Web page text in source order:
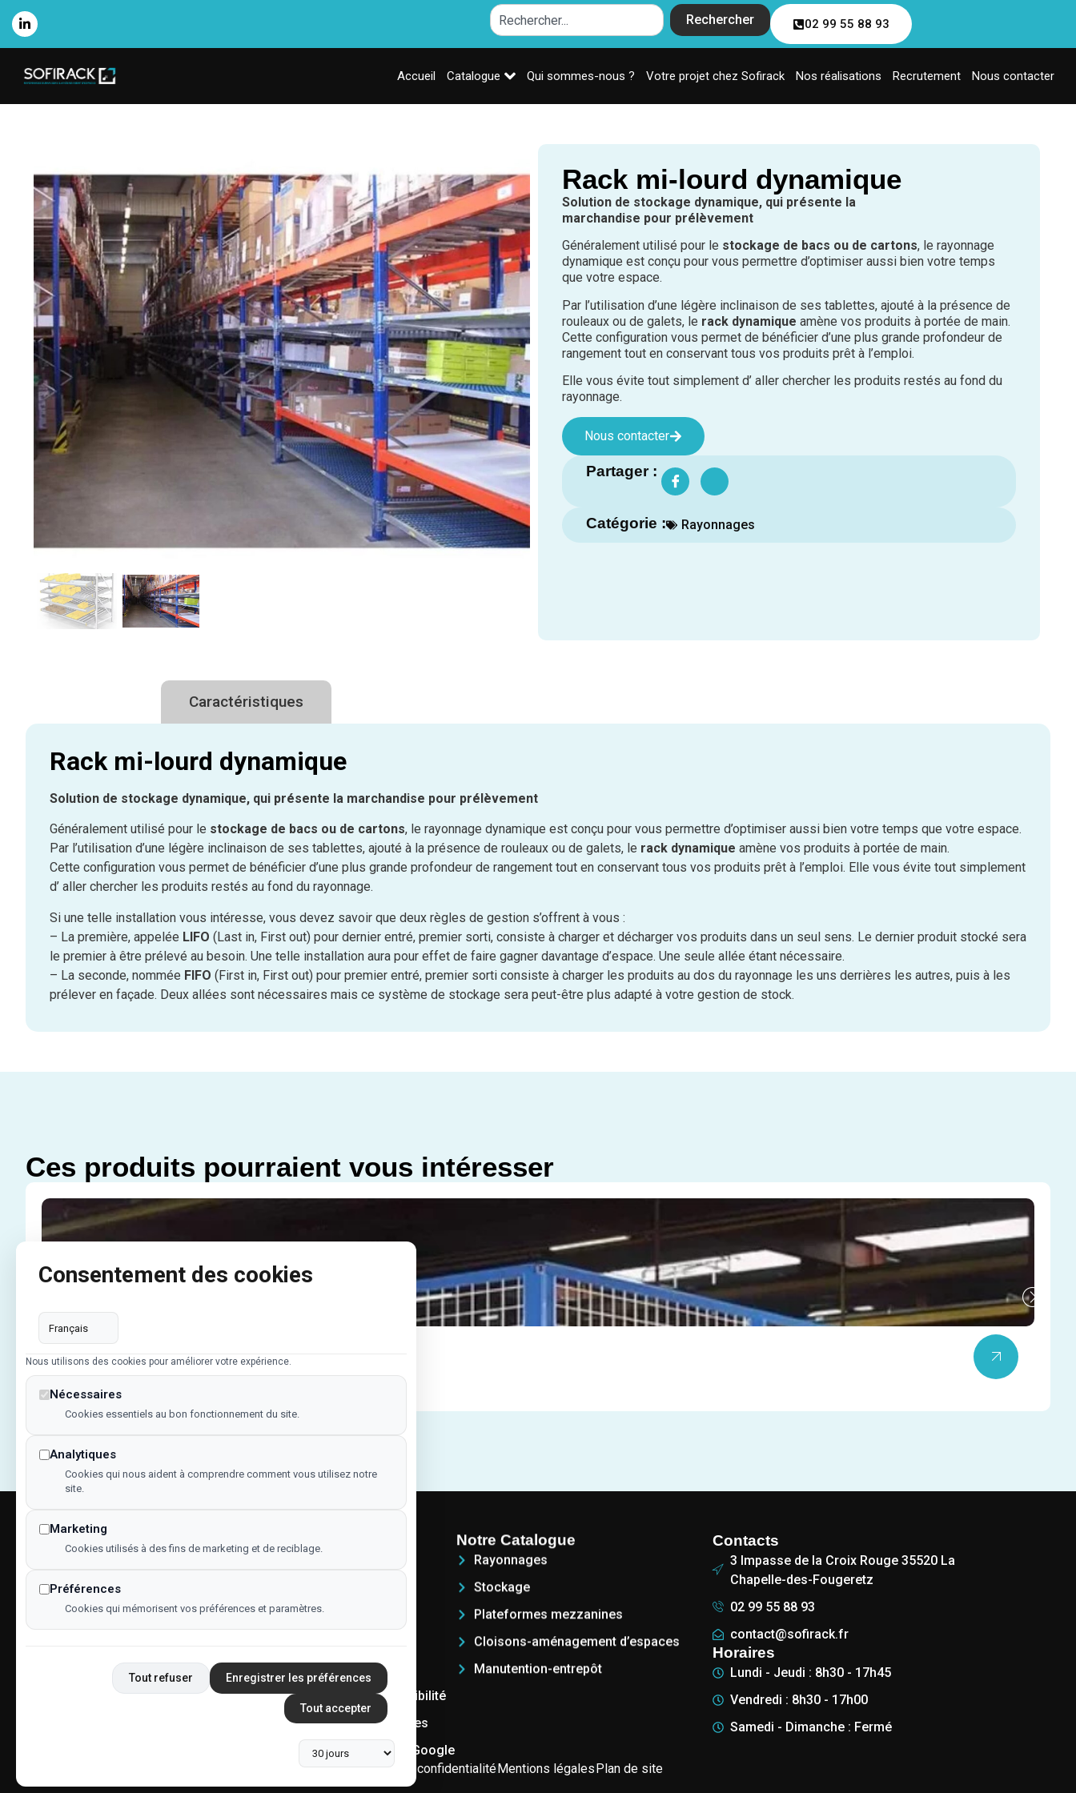
Rechercher 02 99 55 88 93
Accueil Catalogue Qui sommes-nous ? Votre projet chez Sofirack Nos réalisations Recrutement Nous contacter
Rack mi-lourd dynamique
Solution de stockage dynamique, qui présente la
marchandise pour prélèvement
Généralement utilisé pour le stockage de bacs ou de cartons, le rayonnage
dynamique est conçu pour vous permettre d’optimiser aussi bien votre temps
que votre espace.
Par l’utilisation d’une légère inclinaison de ses tablettes, ajouté à la présence de
rouleaux ou de galets, le rack dynamique amène vos produits à portée de main.
Cette configuration vous permet de bénéficier d’une plus grande profondeur de
rangement tout en conservant tous vos produits prêt à l’emploi.
Elle vous évite tout simplement d’ aller chercher les produits restés au fond du
rayonnage.
Nous contacter
Partager :
Catégorie : Rayonnages
Caractéristiques
Rack mi-lourd dynamique
Solution de stockage dynamique, qui présente la marchandise pour prélèvement
Généralement utilisé pour le stockage de bacs ou de cartons, le rayonnage dynamique est conçu pour vous permettre d’optimiser aussi bien votre temps que votre espace.
Par l’utilisation d’une légère inclinaison de ses tablettes, ajouté à la présence de rouleaux ou de galets, le rack dynamique amène vos produits à portée de main.
Cette configuration vous permet de bénéficier d’une plus grande profondeur de rangement tout en conservant tous vos produits prêt à l’emploi. Elle vous évite tout simplement
d’ aller chercher les produits restés au fond du rayonnage.
Si une telle installation vous intéresse, vous devez savoir que deux règles de gestion s’offrent à vous :
– La première, appelée LIFO (Last in, First out) pour dernier entré, premier sorti, consiste à charger et décharger vos produits dans un seul sens. Le dernier produit stocké sera
le premier à être prélevé au besoin. Une telle installation aura pour effet de faire gagner davantage d’espace. Une seule allée étant nécessaire.
– La seconde, nommée FIFO (First in, First out) pour premier entré, premier sorti consiste à charger les produits au dos du rayonnage les uns derrières les autres, puis à les
prélever en façade. Deux allées sont nécessaires mais ce système de stockage sera peut-être plus adapté à votre gestion de stock.
Ces produits pourraient vous intéresser
Cloison industrielle
Abonnez-vous
Nos réalisations
Nous contacter
Déclaration d'accessibilité
Recherches fréquentes
Fiche établissement Google
Notre Catalogue
Rayonnages
Stockage
Plateformes mezzanines
Cloisons-aménagement d’espaces
Manutention-entrepôt
Contacts
3 Impasse de la Croix Rouge 35520 La
Chapelle-des-Fougeretz
02 99 55 88 93
contact@sofirack.fr
Horaires
Lundi - Jeudi : 8h30 - 17h45
Vendredi : 8h30 - 17h00
Samedi - Dimanche : Fermé
Politique de confidentialité Mentions légales Plan de site
Consentement des cookies
Nous utilisons des cookies pour améliorer votre expérience.
Nécessaires
Cookies essentiels au bon fonctionnement du site.
Analytiques
Cookies qui nous aident à comprendre comment vous utilisez notre
site.
Marketing
Cookies utilisés à des fins de marketing et de reciblage.
Préférences
Cookies qui mémorisent vos préférences et paramètres.
Tout refuser Enregistrer les préférences
Tout accepter